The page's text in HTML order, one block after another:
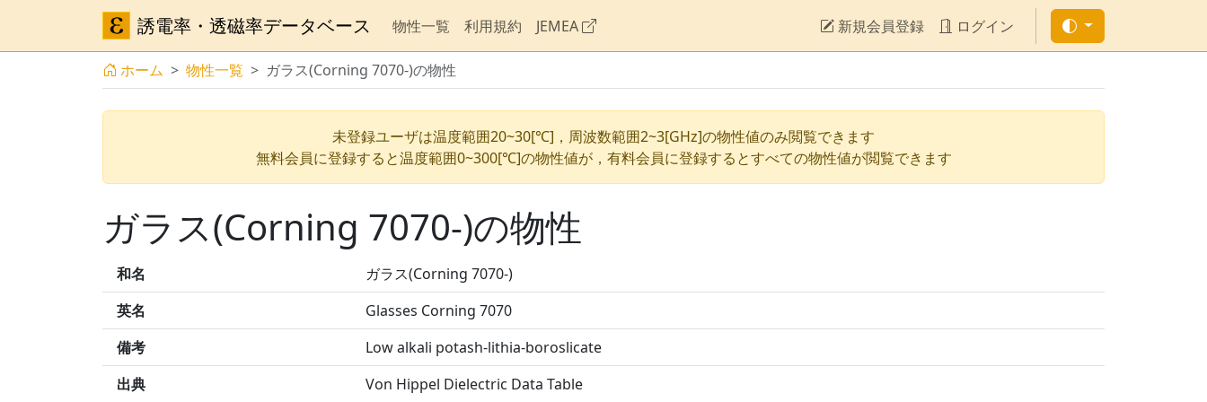
誘電率・透磁率データベース 物性一覧 利用規約 JEMEA 新規会員登録 ログイン
ホーム 物性一覧 ガラス(Corning 7070-)の物性
未登録ユーザは温度範囲20~30[℃]，周波数範囲2~3[GHz]の物性値のみ閲覧できます
無料会員に登録すると温度範囲0~300[℃]の物性値が，有料会員に登録するとすべての物性値が閲覧できます
ガラス(Corning 7070-)の物性
和名
ガラス(Corning 7070-)
英名
Glasses Corning 7070
備考
Low alkali potash-lithia-boroslicate
出典
Von Hippel Dielectric Data Table